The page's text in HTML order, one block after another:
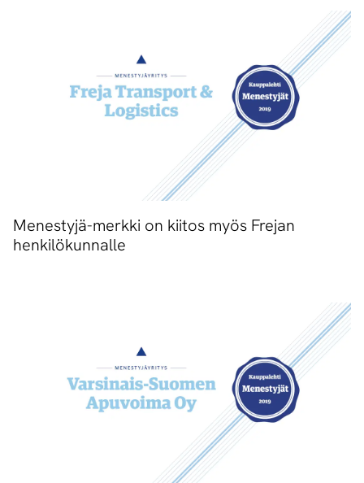
Menestyjä-merkki on kiitos myös Frejan
henkilökunnalle